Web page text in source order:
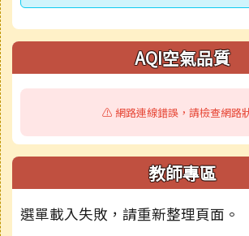
AQI空氣品質
⚠️ 網路連線錯誤，請檢查網路
教師專區
選單載入失敗，請重新整理頁面。